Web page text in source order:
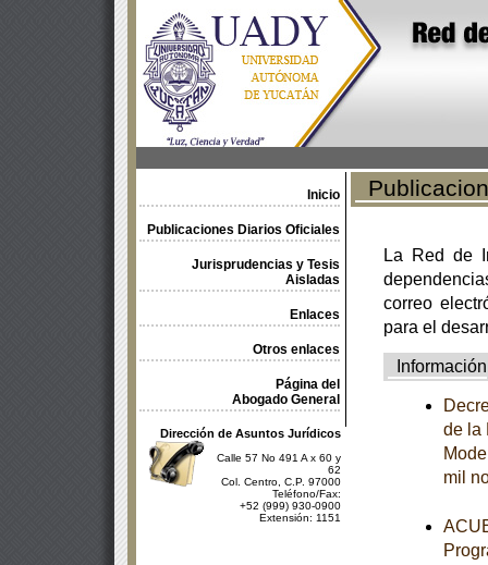
Inicio
Publicaciones Diarios Oficiales
Jurisprudencias y Tesis
Aisladas
Enlaces
Otros enlaces
Página del
Abogado General
Dirección de Asuntos Jurídicos
Calle 57 No 491 A x 60 y
62
Col. Centro, C.P. 97000
Teléfono/Fax:
+52 (999) 930-0900
Extensión: 1151
La Red de
correo
para el
Información
de la
mil